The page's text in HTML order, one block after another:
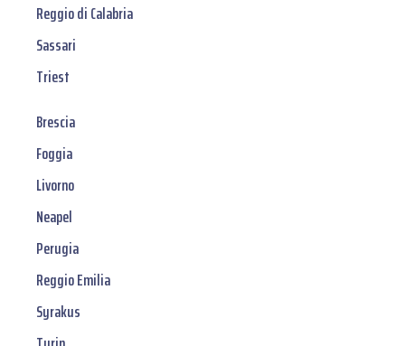
Reggio di Calabria
Sassari
Triest
Brescia
Foggia
Livorno
Neapel
Perugia
Reggio Emilia
Syrakus